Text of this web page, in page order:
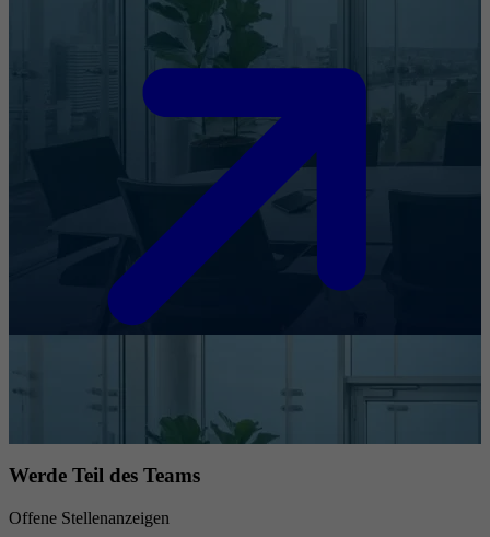
Werde Teil des Teams
Offene Stellenanzeigen